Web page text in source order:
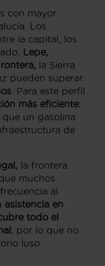
con mayor
Los
la capital, los
Lepe,
la Sierra
pueden superar
. Para este perfil
más eficiente:
un gasolina
de
la frontera
muchos
al
asistencia en
todo el
, por lo que no
luso.